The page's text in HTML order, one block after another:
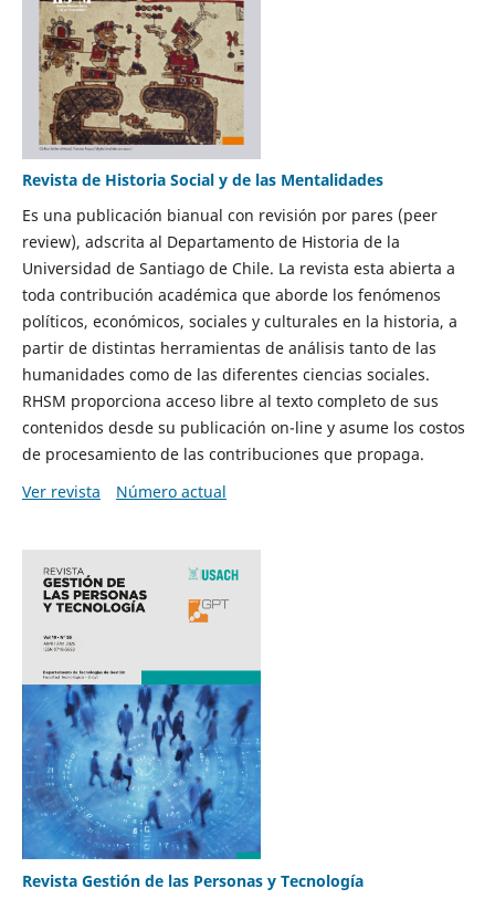
Revista de Historia Social y de las Mentalidades
Es una publicación bianual con revisión por pares (peer
review), adscrita al Departamento de Historia de la
Universidad de Santiago de Chile. La revista esta abierta a
toda contribución académica que aborde los fenómenos
políticos, económicos, sociales y culturales en la historia, a
partir de distintas herramientas de análisis tanto de las
humanidades como de las diferentes ciencias sociales.
RHSM proporciona acceso libre al texto completo de sus
contenidos desde su publicación on-line y asume los costos
de procesamiento de las contribuciones que propaga.
Ver revista
Número actual
Revista Gestión de las Personas y Tecnología